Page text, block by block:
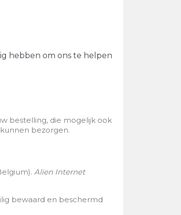
hebben om ons te helpen
bestelling, die mogelijk ook
bezorgen.
Alien Internet
bewaard en beschermd